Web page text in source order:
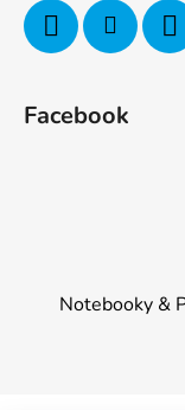
Facebook
Notebooky &